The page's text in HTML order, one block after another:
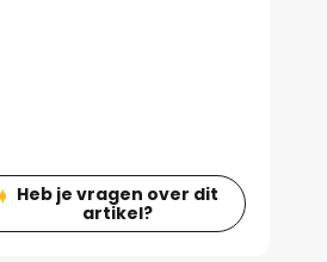
Heb je vragen over dit
artikel?